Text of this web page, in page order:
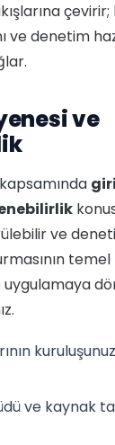
çevirir;
ve denetim
ve
ve
uygulamaya
ve kaynak